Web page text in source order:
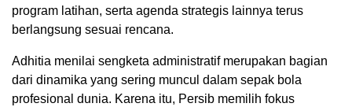
program latihan, serta agenda strategis lainnya terus
berlangsung sesuai rencana.
Adhitia menilai sengketa administratif merupakan bagian
dari dinamika yang sering muncul dalam sepak bola
profesional dunia. Karena itu, Persib memilih fokus